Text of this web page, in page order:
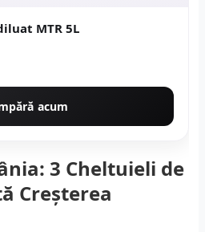
MTR 5L
acum
3 Cheltuieli de
Creșterea